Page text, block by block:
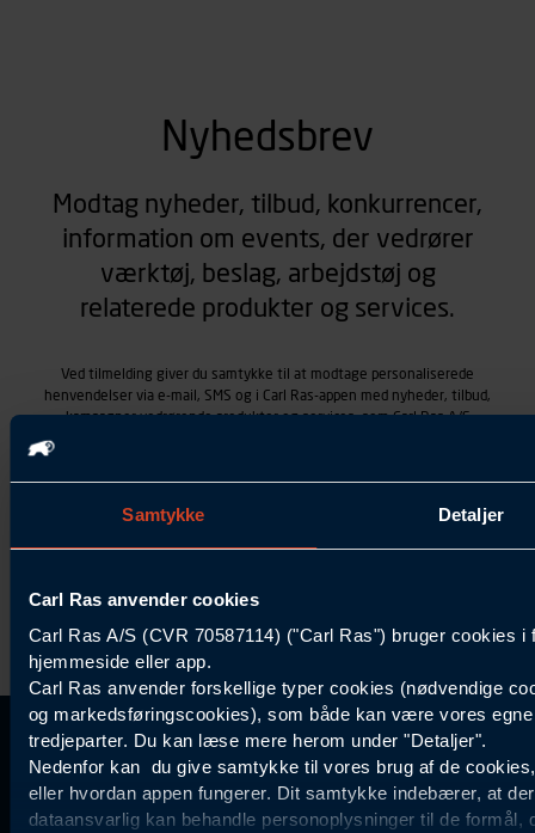
Samtykke Detaljer
Carl Ras anvender cookies
Carl Ras A/S (CVR 70587114) ("Carl Ras") bruger cookies
hjemmeside eller app.
Carl Ras anvender forskellige typer cookies (nødvendige
og markedsføringscookies), som både kan være vores
tredjeparter. Du kan læse mere herom under "Detaljer".
Nedenfor kan du give samtykke til vores brug af de
eller hvordan appen fungerer. Dit samtykke indebærer, at
dataansvarlig kan behandle personoplysninger til de formål,
Nyhedsbrev
Modtag nyheder, tilbud, konkurrencer,
information om events, der vedrører
værktøj, beslag, arbejdstøj og
relaterede produkter og services.
Ved tilmelding giver du samtykke til at modtage personaliserede
henvendelser via e-mail, SMS og i Carl Ras-appen med nyheder, tilbud,
kampagner vedrørende produkter og services, som Carl Ras A/S
(besøgs- og søgehistorik), samt dine tidligere køb (købshistorik).
behandle ovennævnte personoplysninger. Du kan trække dit
samtykke tilbage ved at trykke "Afmeld" i bunden af hver
Kontakt Kundeservice
44 85 55
Information
Carl Ras Gruppen
Om os
Kundefordele
Bliv kontokunde
Services
Inspiration
Specialisten
Produktløsninger